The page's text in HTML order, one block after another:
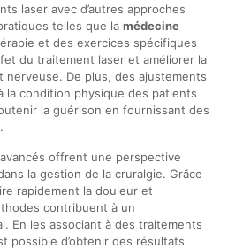
laser avec d’autres approches
telles que la médecine
et des exercices spécifiques
du traitement laser et améliorer la
nerveuse. De plus, des ajustements
la condition physique des patients
la guérison en fournissant des
offrent une perspective
la gestion de la cruralgie. Grâce
rapidement la douleur et
contribuent à un
En les associant à des traitements
possible d’obtenir des résultats